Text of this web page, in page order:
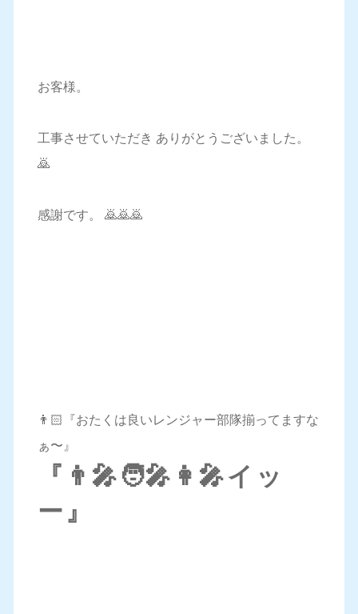
お客様。
工事させていただき ありがとうございました。
🙇
感謝です。 🙇🙇🙇
👨🏻『おたくは良いレンジャー部隊揃ってますな
ぁ〜』
『👨‍🎤🧑‍🎤👩‍🎤イッ
ー』